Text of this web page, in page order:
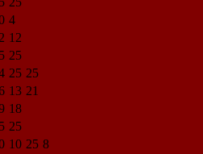
4
12
25
25 25
13 21
18
25
10 25 8